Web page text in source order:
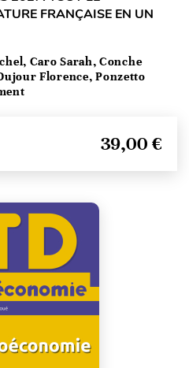
FRANÇAISE EN UN
Caro Sarah, Conche
Florence, Ponzetto
39,00 €